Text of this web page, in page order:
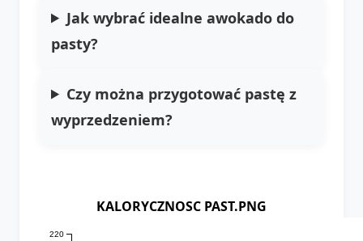
Jak wybrać idealne awokado do
pasty?
Czy można przygotować pastę z
wyprzedzeniem?
KALORYCZNOSC PAST.PNG
220